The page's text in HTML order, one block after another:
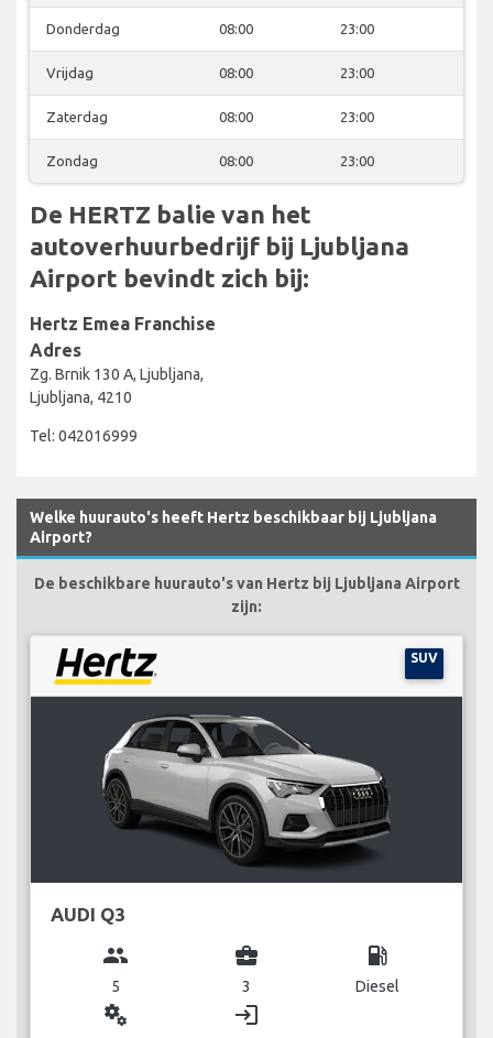
Donderdag 08:00 23:00
Vrijdag 08:00 23:00
Zaterdag 08:00 23:00
Zondag 08:00 23:00
De HERTZ balie van het
autoverhuurbedrijf bij Ljubljana
Airport bevindt zich bij:
Hertz Emea Franchise
Adres
Zg. Brnik 130 A, Ljubljana,
Ljubljana, 4210
Tel: 042016999
Welke huurauto's heeft Hertz beschikbaar bij Ljubljana
Airport?
De beschikbare huurauto's van Hertz bij Ljubljana Airport
zijn:
SUV
AUDI Q3
group
5
business_center
3
local_gas_station
Diesel
miscellaneous_services login